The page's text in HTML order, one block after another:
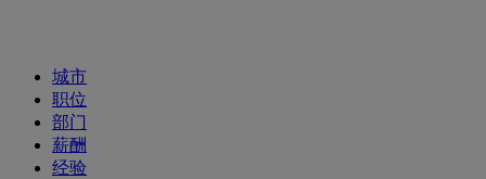
城市
职位
部门
薪酬
经验